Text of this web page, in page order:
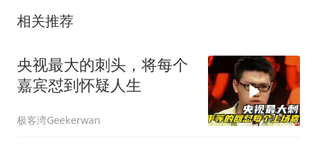
相关推荐
央视最大的刺头，将每个
嘉宾怼到怀疑人生
极客湾Geekerwan